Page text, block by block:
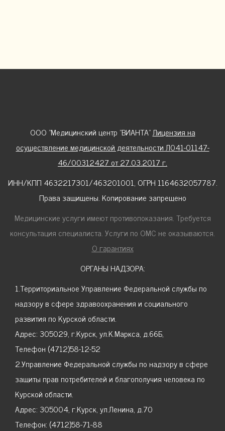
ООО "Медицинский центр "ВИАНТА"Лицензия на
осуществление медицинской деятельности Л041-01147-
46/00312427 от 27.03.2017 г.
ИНН/КПП 4632217301/463201001, ОГРН 1164632057787.
Права защищены. Копирование запрещено
Медицинские услуги имеют противопоказания. Требуется
консультация специалиста. Услуги по ОМС не оказываются.
О гарантиях
ОРГАНЫ НАДЗОРА:
1.Территориальное Управление Федеральной службы по
надзору в сфере здравоохранения и социального
развития по Курской области.
Адрес: 305029, г.Курск, ул.К.Маркса, д.66Б,
Телефон (4712)58-12-52
2.Управление Федеральной службы по надзору в сфере
защиты прав потребителей и благополучия человека по
Курской области.
Адрес: 305004, г.Курск, ул.Ленина, д.70
Телефон: (4712)58-71-88